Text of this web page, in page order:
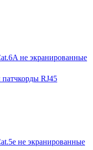
не экранированные
RJ45
не экранированные